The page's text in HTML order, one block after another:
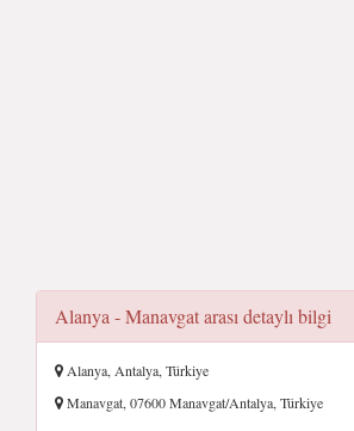
Alanya - Manavgat arası detaylı bilgi
Alanya, Antalya, Türkiye
Manavgat, 07600 Manavgat/Antalya, Türkiye